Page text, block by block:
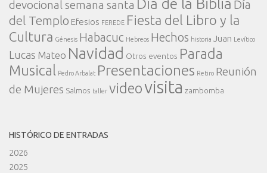
devocional semana santa Día de la Biblia Día
del Templo Efesios FEREDE Fiesta del Libro y la
Cultura Génesis Habacuc Hebreos Hechos historia Juan Levítico
Lucas Mateo Navidad Otros eventos Parada
Musical
Pedro Arbalat Presentaciones Retiro Reunión
de Mujeres Salmos taller videovisita zambomba
HISTÓRICO DE ENTRADAS
2026
2025